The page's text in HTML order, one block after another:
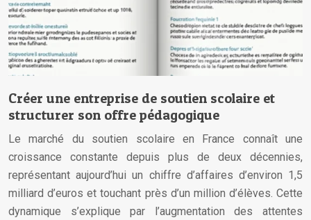
Créer une entreprise de soutien scolaire et
structurer son offre pédagogique
Le marché du soutien scolaire en France connaît une
croissance constante depuis plus de deux décennies,
représentant aujourd’hui un chiffre d’affaires d’environ 1,5
milliard d’euros et touchant près d’un million d’élèves. Cette
dynamique s’explique par l’augmentation des attentes